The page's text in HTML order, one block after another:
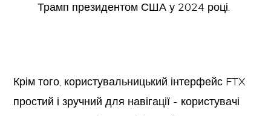
Трамп президентом США у 2024 році.
Крім того, користувальницький інтерфейс FTX
простий і зручний для навігації - користувачі